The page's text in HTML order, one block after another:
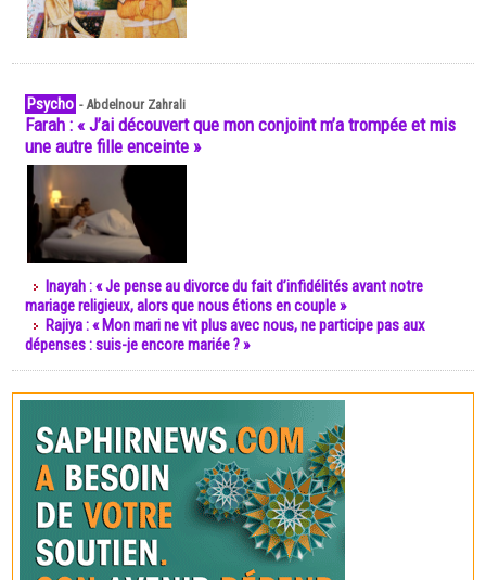
Psycho -Abdelnour Zahrali
Farah : « J’ai découvert que mon conjoint m’a trompée et mis
une autre fille enceinte »
Inayah : « Je pense au divorce du fait d’infidélités avant notre
mariage religieux, alors que nous étions en couple »
Rajiya : « Mon mari ne vit plus avec nous, ne participe pas aux
dépenses : suis-je encore mariée ? »